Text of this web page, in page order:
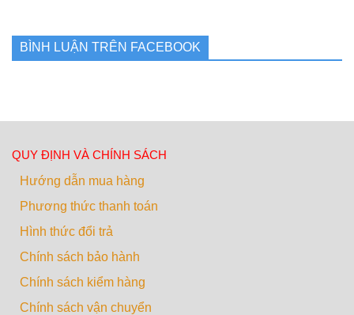
BÌNH LUẬN TRÊN FACEBOOK
QUY ĐỊNH VÀ CHÍNH SÁCH
Hướng dẫn mua hàng
Phương thức thanh toán
Hình thức đổi trả
Chính sách bảo hành
Chính sách kiểm hàng
Chính sách vận chuyển